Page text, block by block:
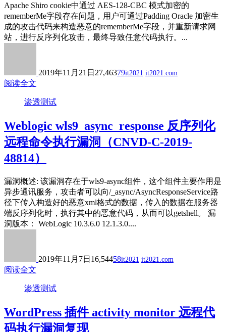
Apache Shiro cookie中通过 AES-128-CBC 模式加密的
rememberMe字段存在问题，用户可通过Padding Oracle 加密生
成的攻击代码来构造恶意的rememberMe字段，并重新请求网
站，进行反序列化攻击，最终导致任意代码执行。...
2019年11月21日 27,46379it2021 it2021.com
阅读全文
渗透测试
Weblogic wls9_async_response 反序列化
远程命令执行漏洞（CNVD-C-2019-
48814）
漏洞概述: 该漏洞存在于wls9-async组件，这个组件主要作用是
异步通讯服务，攻击者可以向/_async/AsyncResponseService路
径下传入构造好的恶意xml格式的数据，传入的数据在服务器
端反序列化时，执行其中的恶意代码，从而可以getshell。 漏
洞版本： WebLogic 10.3.6.0 12.1.3.0....
2019年11月7日 16,54458it2021 it2021.com
阅读全文
渗透测试
WordPress 插件 activity monitor 远程代
码执行漏洞复现